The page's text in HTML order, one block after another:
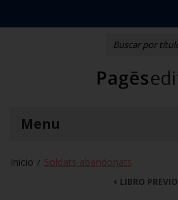
Menu
Inicio / Soldats abandonats
LIBRO PREVIO